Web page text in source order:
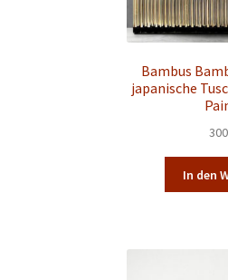
Bambus
japanische
In den